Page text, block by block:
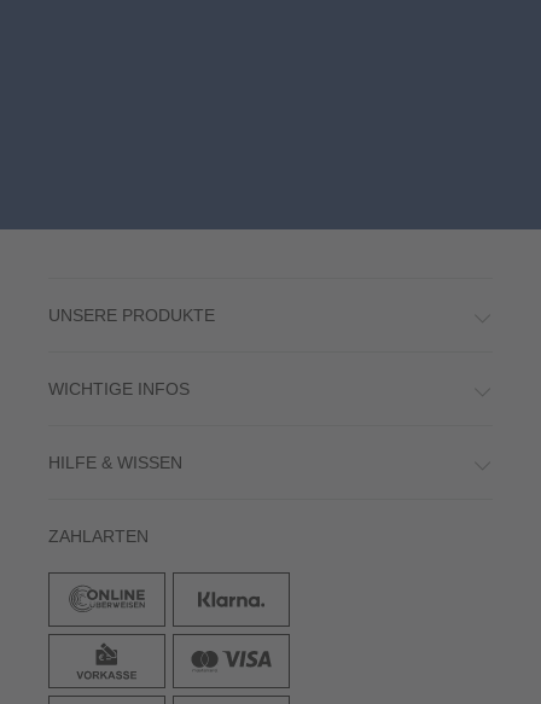
UNSERE PRODUKTE
WICHTIGE INFOS
HILFE & WISSEN
ZAHLARTEN